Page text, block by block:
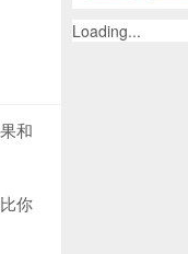
和
你
Loading...